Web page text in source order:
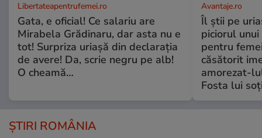
Libertateapentrufemei.ro
Gata, e oficial! Ce salariu are
Mirabela Grădinaru, dar asta nu e
tot! Surpriza uriașă din declarația
de avere! Da, scrie negru pe alb!
O cheamă…
Avantaje.ro
Îl știi pe
piciorul
pentru
căsătorit
amorezat-
Fosta lui
ȘTIRI ROMÂNIA